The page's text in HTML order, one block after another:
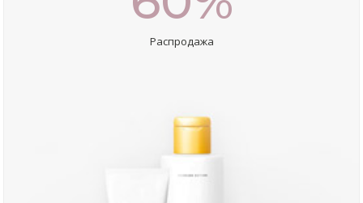
Распродажа